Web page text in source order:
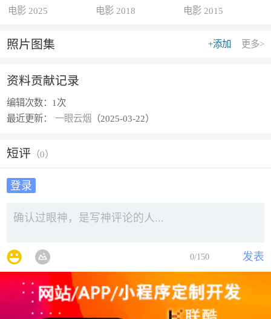
电影 2025 电影 2018 电影 2015
更多>
+添加
照片图集
资料贡献记录
编辑次数： 1次
最近更新：
一眼云烟 （2025-03-22）
短评 （0）
登录
发表
0/150